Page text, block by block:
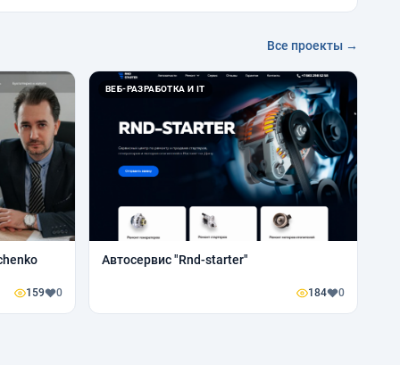
Все проекты →
159 0
ВЕБ-РАЗРАБОТКА И IT
Автосервис "Rnd-starter"
184 0